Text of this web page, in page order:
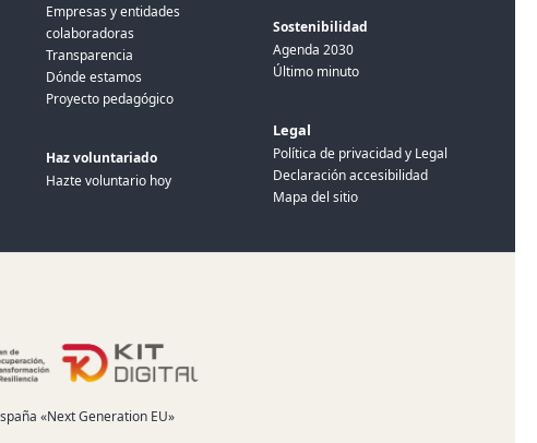
Empresas y entidades
colaboradoras
Transparencia
Dónde estamos
Proyecto pedagógico
Haz voluntariado
Hazte voluntario hoy
Sostenibilidad
Agenda 2030
Último minuto
Legal
Política de privacidad y Legal
Declaración accesibilidad
Mapa del sitio
«Next Generation EU»